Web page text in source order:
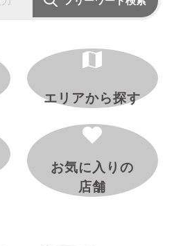
エリアから探す
お気に入りの
店舗